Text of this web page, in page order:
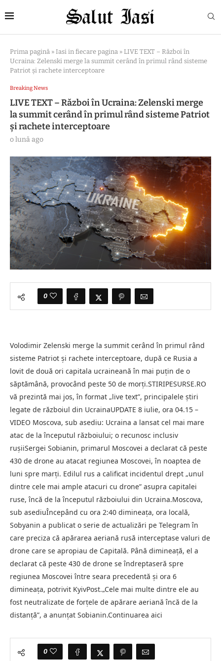
Prima pagină » Iasi in fiecare pagina » LIVE TEXT – Război în
Ucraina: Zelenski merge la summit cerând în primul rând sisteme
Patriot și rachete interceptoare
Breaking News
LIVE TEXT – Război în Ucraina: Zelenski merge
la summit cerând în primul rând sisteme Patriot
și rachete interceptoare
o lună ago
0
Volodimir Zelenski merge la summit cerând în primul rând
sisteme Patriot și rachete interceptoare, după ce Rusia a
lovit de două ori capitala ucraineană în mai puțin de o
săptămână, provocând peste 50 de morți.STIRIPESURSE.RO
vă prezintă mai jos, în format „live text”, principalele știri
legate de războiul din UcrainaUPDATE 8 iulie, ora 04.15 –
VIDEO Moscova, sub asediu: Ucraina a lansat cel mai mare
atac de la începutul războiului; o recunosc inclusiv
rușiiSergei Sobianin, primarul Moscovei a declarat că peste
430 de drone au atacat regiunea Moscovei, în noaptea de
luni spre marți. Edilul rus a calificat incidentul drept „unul
dintre cele mai ample atacuri cu drone” asupra capitalei
ruse, încă de la începutul războiului din Ucraina.Moscova,
sub asediuÎncepând cu ora 2:40 dimineața, ora locală,
Sobyanin a publicat o serie de actualizări pe Telegram în
care preciza că apărarea aeriană rusă interceptase valuri de
drone care se apropiau de Capitală. Până dimineață, el a
declarat că peste 430 de drone se îndreptaseră spre
regiunea Moscovei între seara precedentă și ora 6
dimineața, potrivit KyivPost.„Cele mai multe dintre ele au
fost neutralizate de forțele de apărare aeriană încă de la
distanță”, a anunțat Sobianin.Continuarea aici
0